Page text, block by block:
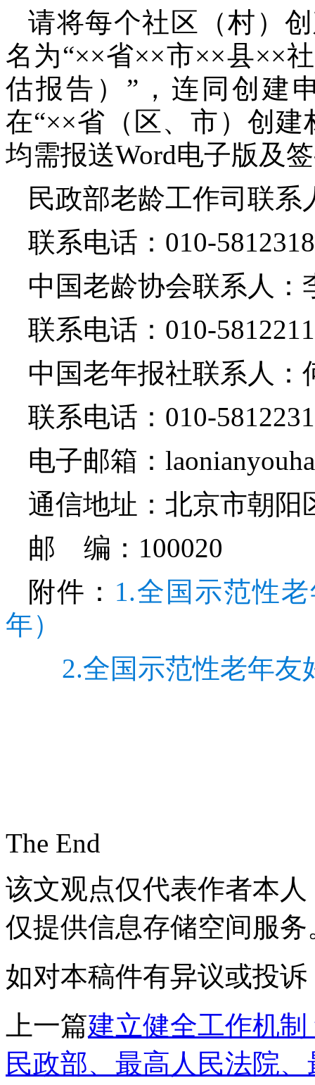
请将每个社区（村）
名为“××省××市××县××
估报告）”，连同创建
在“××省（区、市）创
均需报送Word电子版及
民政部老龄工作司联系
联系电话：010-
中国老龄协会联系人：
联系电话：010-
中国老年报社联系人：
联系电话：010-
电子邮箱：
通信地址：北京市朝阳
邮 编：100020
附件： 1.全国示范性
年）
2.全国示范性老年友
The End
该文观点仅代表作者本
仅提供信息存储空间服务
如对本稿件有异议或投诉
上一篇建立健全工作机
民政部、最高人民法院